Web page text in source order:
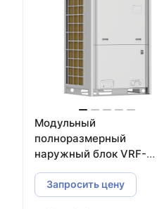
Модульный
полноразмерный
наружный блок VRF-
систем Energolux
SMZU96CEBI
Запросить цену